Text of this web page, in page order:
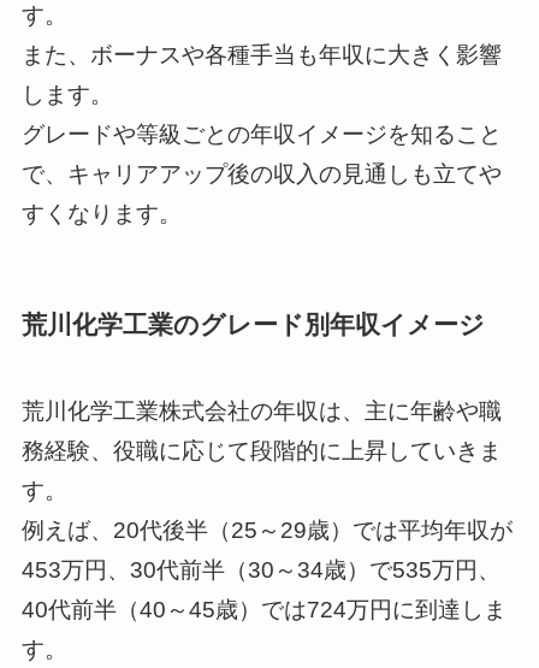
す。
また、ボーナスや各種手当も年収に大きく影響
します。
グレードや等級ごとの年収イメージを知ること
で、キャリアアップ後の収入の見通しも立てや
すくなります。
荒川化学工業のグレード別年収イメージ
荒川化学工業株式会社の年収は、主に年齢や職
務経験、役職に応じて段階的に上昇していきま
す。
例えば、20代後半（25～29歳）では平均年収が
453万円、30代前半（30～34歳）で535万円、
40代前半（40～45歳）では724万円に到達しま
す。